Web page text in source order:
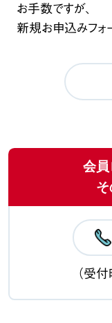
お手数ですが、
新規お申込みフォ
会
（受